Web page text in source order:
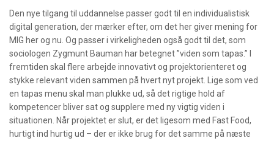
Den nye tilgang til uddannelse passer godt til en individualistisk
digital generation, der mærker efter, om det her giver mening for
MIG her og nu. Og passer i virkeligheden også godt til det, som
sociologen Zygmunt Bauman har betegnet ”viden som tapas.” I
fremtiden skal flere arbejde innovativt og projektorienteret og
stykke relevant viden sammen på hvert nyt projekt. Lige som ved
en tapas menu skal man plukke ud, så det rigtige hold af
kompetencer bliver sat og supplere med ny vigtig viden i
situationen. Når projektet er slut, er det ligesom med Fast Food,
hurtigt ind hurtig ud – der er ikke brug for det samme på næste